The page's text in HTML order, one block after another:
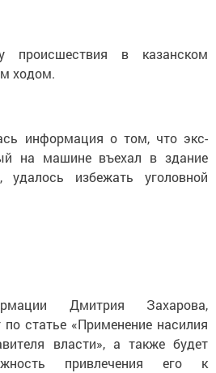
происшествия в казанском
ходом.
информация о том, что экс-
на машине въехал в здание
удалось избежать уголовной
Дмитрия Захарова,
статье «Применение насилия
власти», а также будет
привлечения его к